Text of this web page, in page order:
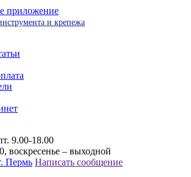
приложение
и крепежа
9.00-18.00
воскресенье – выходной
Пермь Написать сообщение